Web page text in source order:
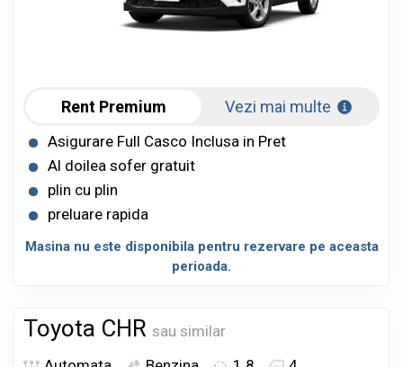
Rent Premium Vezi mai multe
Asigurare Full Casco Inclusa in Pret
Al doilea sofer gratuit
plin cu plin
preluare rapida
Masina nu este disponibila pentru rezervare pe aceasta
perioada.
Toyota CHR sau similar